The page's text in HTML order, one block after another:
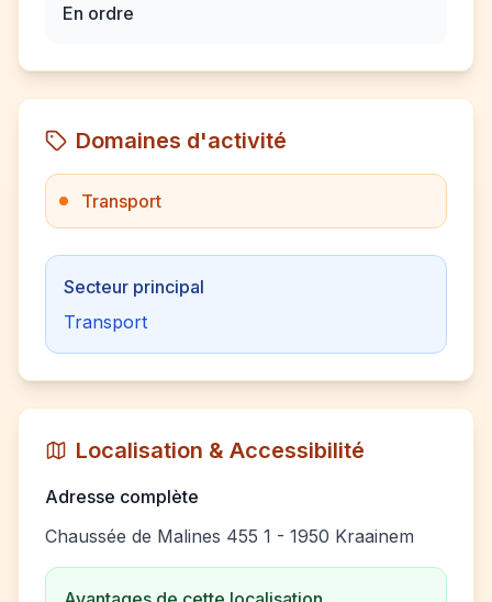
En ordre
Domaines d'activité
Transport
Secteur principal
Transport
Localisation & Accessibilité
Adresse complète
Chaussée de Malines 455 1 - 1950 Kraainem